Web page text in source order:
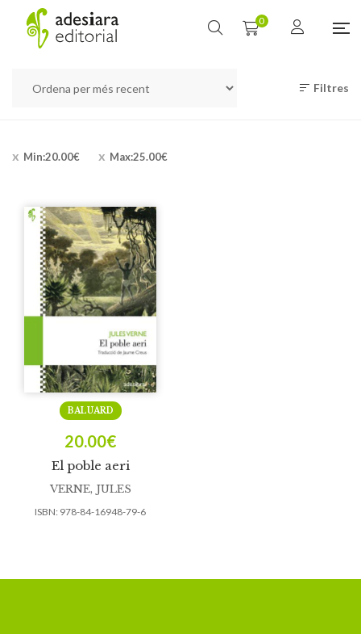
0
Filtres
Min:20.00€ Max:25.00€
El poble aeri
BALUARD
20.00€
VERNE, JULES
ISBN: 978-84-16948-79-6